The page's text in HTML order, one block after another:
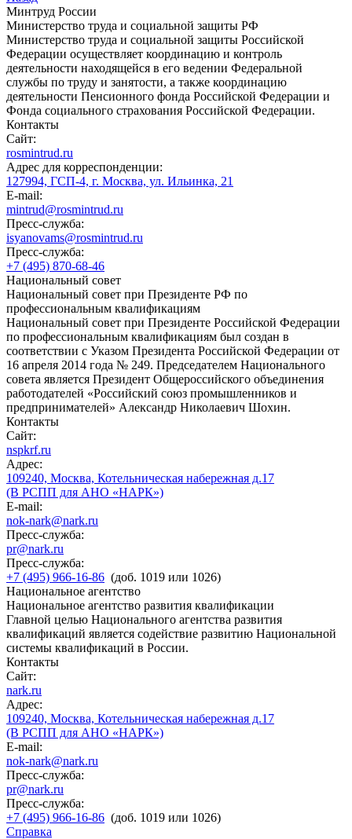
Минтруд России
Министерство труда и социальной защиты РФ
Министерство труда и социальной защиты Российской
Федерации осуществляет координацию и контроль
деятельности находящейся в его ведении Федеральной
службы по труду и занятости, а также координацию
деятельности Пенсионного фонда Российской Федерации и
Фонда социального страхования Российской Федерации.
Контакты
Сайт:
rosmintrud.ru
Адрес для корреспонденции:
127994, ГСП-4, г. Москва, ул. Ильинка, 21
E-mail:
mintrud@rosmintrud.ru
Пресс-служба:
isyanovams@rosmintrud.ru
Пресс-служба:
+7 (495) 870-68-46
Национальный совет
Национальный совет при Президенте РФ по
профессиональным квалификациям
Национальный совет при Президенте Российской Федерации
по профессиональным квалификациям был создан в
соответствии с Указом Президента Российской Федерации от
16 апреля 2014 года № 249. Председателем Национального
совета является Президент Общероссийского объединения
работодателей «Российский союз промышленников и
предпринимателей» Александр Николаевич Шохин.
Контакты
Сайт:
nspkrf.ru
Адрес:
109240, Москва, Котельническая набережная д.17
(В РСПП для АНО «НАРК»)
E-mail:
nok-nark@nark.ru
Пресс-служба:
pr@nark.ru
Пресс-служба:
+7 (495) 966-16-86 (доб. 1019 или 1026)
Национальное агентство
Национальное агентство развития квалификации
Главной целью Национального агентства развития
квалификаций является содействие развитию Национальной
системы квалификаций в России.
Контакты
Сайт:
nark.ru
Адрес:
109240, Москва, Котельническая набережная д.17
(В РСПП для АНО «НАРК»)
E-mail:
nok-nark@nark.ru
Пресс-служба:
pr@nark.ru
Пресс-служба:
+7 (495) 966-16-86 (доб. 1019 или 1026)
Справка